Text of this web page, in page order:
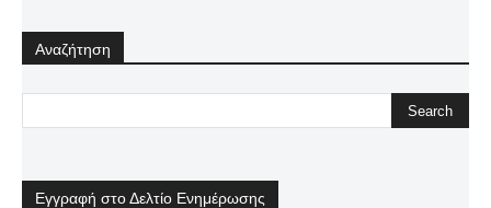
Αναζήτηση
Εγγραφή στο Δελτίο Ενημέρωσης